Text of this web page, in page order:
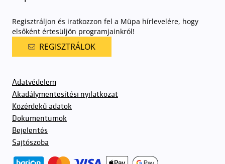
Regisztráljon és iratkozzon fel a Müpa hírlevelére, hogy
elsőként értesüljön programjainkról!
REGISZTRÁLOK
Adatvédelem
Akadálymentesítési nyilatkozat
Közérdekű adatok
Dokumentumok
Bejelentés
Sajtószoba